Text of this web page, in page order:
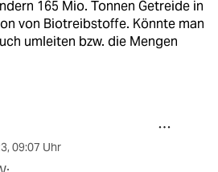
165 Mio. Tonnen Getreide in
von Biotreibstoffe. Könnte man
umleiten bzw. die Mengen
, 09:07 Uhr